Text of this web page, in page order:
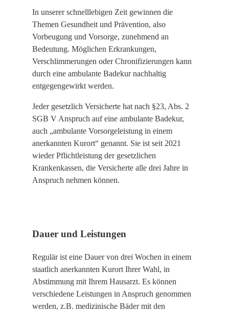
In unserer schnelllebigen Zeit gewinnen die
Themen Gesundheit und Prävention, also
Vorbeugung und Vorsorge, zunehmend an
Bedeutung. Möglichen Erkrankungen,
Verschlimmerungen oder Chronifizierungen kann
durch eine ambulante Badekur nachhaltig
entgegengewirkt werden.
Jeder gesetzlich Versicherte hat nach §23, Abs. 2
SGB V Anspruch auf eine ambulante Badekur,
auch „ambulante Vorsorgeleistung in einem
anerkannten Kurort“ genannt. Sie ist seit 2021
wieder Pflichtleistung der gesetzlichen
Krankenkassen, die Versicherte alle drei Jahre in
Anspruch nehmen können.
Dauer und Leistungen
Regulär ist eine Dauer von drei Wochen in einem
staatlich anerkannten Kurort Ihrer Wahl, in
Abstimmung mit Ihrem Hausarzt. Es können
verschiedene Leistungen in Anspruch genommen
werden, z.B. medizinische Bäder mit den